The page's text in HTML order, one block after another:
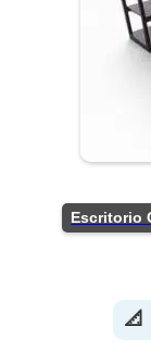
📐